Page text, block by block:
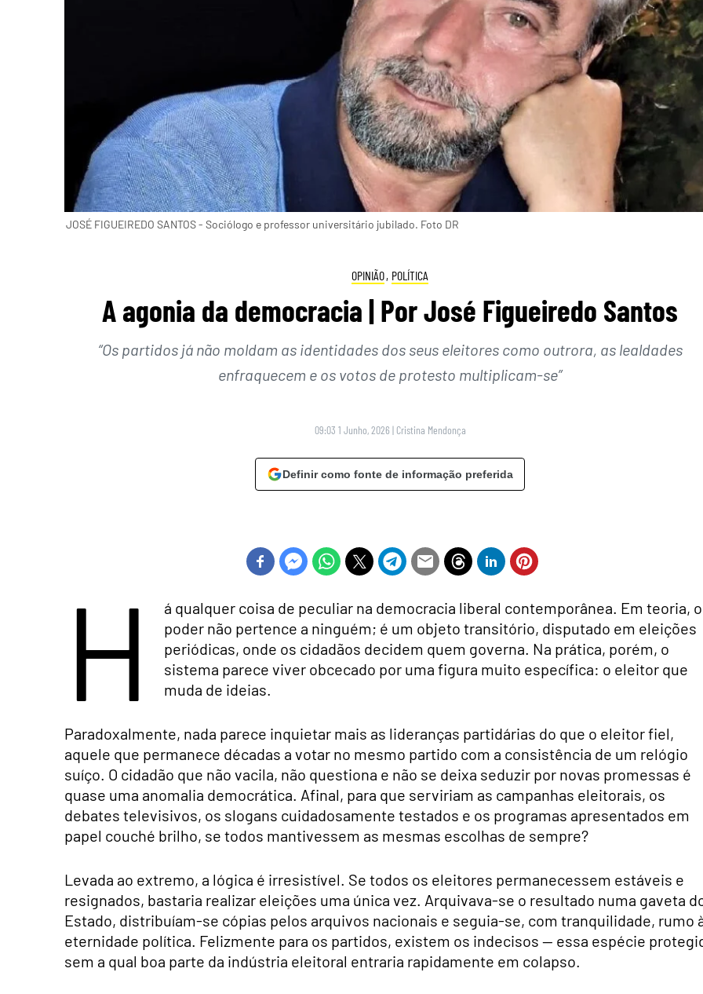
JOSÉ FIGUEIREDO SANTOS - Sociólogo e professor universitário jubilado. Foto DR
OPINIÃO, POLÍTICA
A agonia da democracia | Por José Figueiredo Santos
“Os partidos já não moldam as identidades dos seus eleitores como outrora, as lealdades
enfraquecem e os votos de protesto multiplicam-se”
09:03 1 Junho, 2026 | Cristina Mendonça
Definir como fonte de informação preferida
H
á qualquer coisa de peculiar na democracia liberal contemporânea. Em teoria, o
poder não pertence a ninguém; é um objeto transitório, disputado em eleições
periódicas, onde os cidadãos decidem quem governa. Na prática, porém, o
sistema parece viver obcecado por uma figura muito específica: o eleitor que
muda de ideias.
Paradoxalmente, nada parece inquietar mais as lideranças partidárias do que o eleitor fiel,
aquele que permanece décadas a votar no mesmo partido com a consistência de um relógio
suíço. O cidadão que não vacila, não questiona e não se deixa seduzir por novas promessas é
quase uma anomalia democrática. Afinal, para que serviriam as campanhas eleitorais, os
debates televisivos, os slogans cuidadosamente testados e os programas apresentados em
papel couché brilho, se todos mantivessem as mesmas escolhas de sempre?
Levada ao extremo, a lógica é irresistível. Se todos os eleitores permanecessem estáveis e
resignados, bastaria realizar eleições uma única vez. Arquivava-se o resultado numa gaveta
Estado, distribuíam-se cópias pelos arquivos nacionais e seguia-se, com tranquilidade, rumo
eternidade política. Felizmente para os partidos, existem os indecisos — essa espécie
sem a qual boa parte da indústria eleitoral entraria rapidamente em colapso.